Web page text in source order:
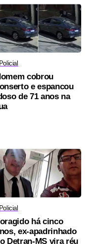
cobrou
e espancou
de 71 anos na
há cinco
ex-apadrinhado
Detran-MS vira réu